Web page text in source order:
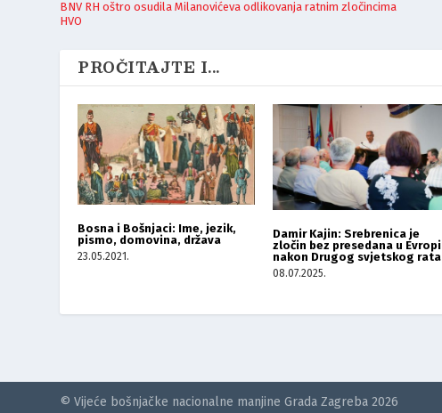
BNV RH oštro osudila Milanovićeva odlikovanja ratnim zločincima
HVO
PROČITAJTE I...
Bosna i Bošnjaci: Ime, jezik,
pismo, domovina, država
23.05.2021.
Damir Kajin: Srebrenica je
zločin bez presedana u Evropi
nakon Drugog svjetskog rata
08.07.2025.
© Vijeće bošnjačke nacionalne manjine Grada Zagreba 2026